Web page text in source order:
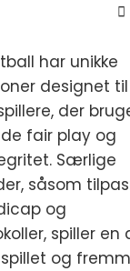
har unikke
designet
der
fair play og
Særlige
såsom
og
spiller
og